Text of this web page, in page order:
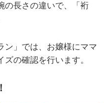
の長さの違いで、「裄
ン」では、お嬢様にママ
の確認を行います。